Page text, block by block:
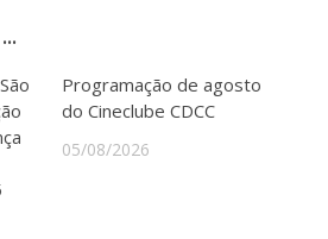
Programação de agosto
do Cineclube CDCC
05/08/2026